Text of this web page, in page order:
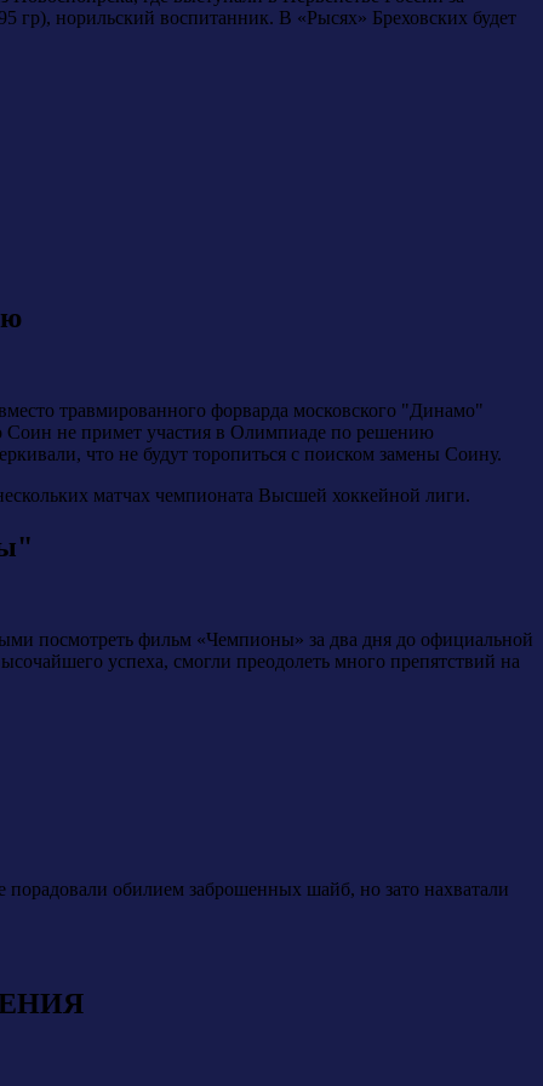
гр), норильский воспитанник. В «Рысях» Бреховских будет
травмированного форварда московского "Динамо"
Соин не примет участия в Олимпиаде по решению
что не будут торопиться с поиском замены Соину.
матчах чемпионата Высшей хоккейной лиги.
посмотреть фильм «Чемпионы» за два дня до официальной
успеха, смогли преодолеть много препятствий на
обилием заброшенных шайб, но зато нахватали